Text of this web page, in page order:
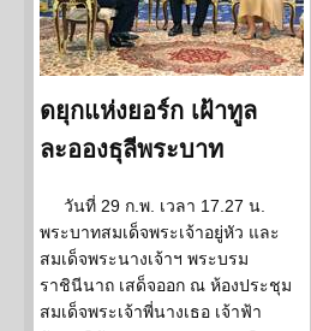
ดยุกแห่งยอร์ก เฝ้าทูล
ละอองธุลีพระบาท
วันที่ 29 ก.พ. เวลา 17.27 น.
พระบาทสมเด็จพระเจ้าอยู่หัว และ
สมเด็จพระนางเจ้าฯ พระบรม
ราชินีนาถ เสด็จออก ณ ห้องประชุม
สมเด็จพระเจ้าพี่นางเธอ เจ้าฟ้า